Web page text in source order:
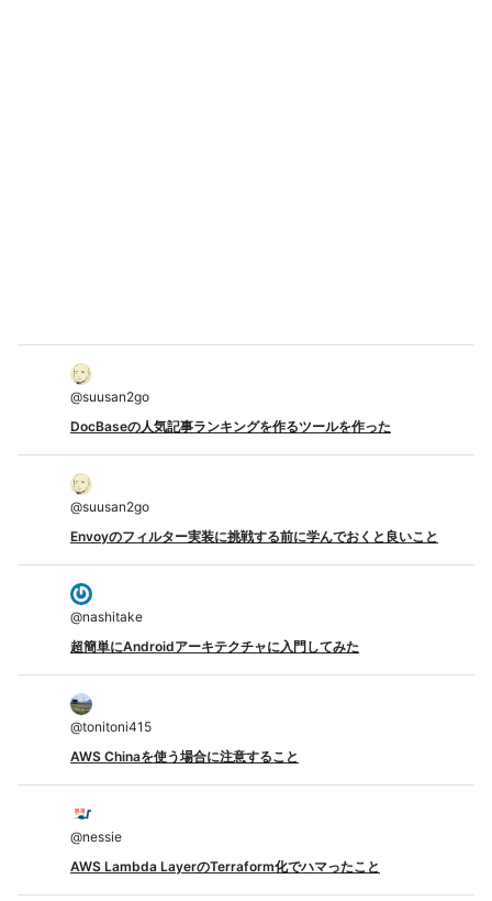
@suusan2go
DocBaseの人気記事ランキングを作るツールを作った
@suusan2go
Envoyのフィルター実装に挑戦する前に学んでおくと良いこと
@nashitake
超簡単にAndroidアーキテクチャに入門してみた
@tonitoni415
AWS Chinaを使う場合に注意すること
@nessie
AWS Lambda LayerのTerraform化でハマったこと